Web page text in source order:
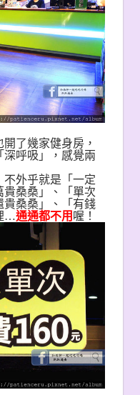
了幾家健身房，
深呼吸」，感覺兩
外乎就是「一定
桑桑」、「單次
貴桑桑」、「有錢
…通通都不用 喔！